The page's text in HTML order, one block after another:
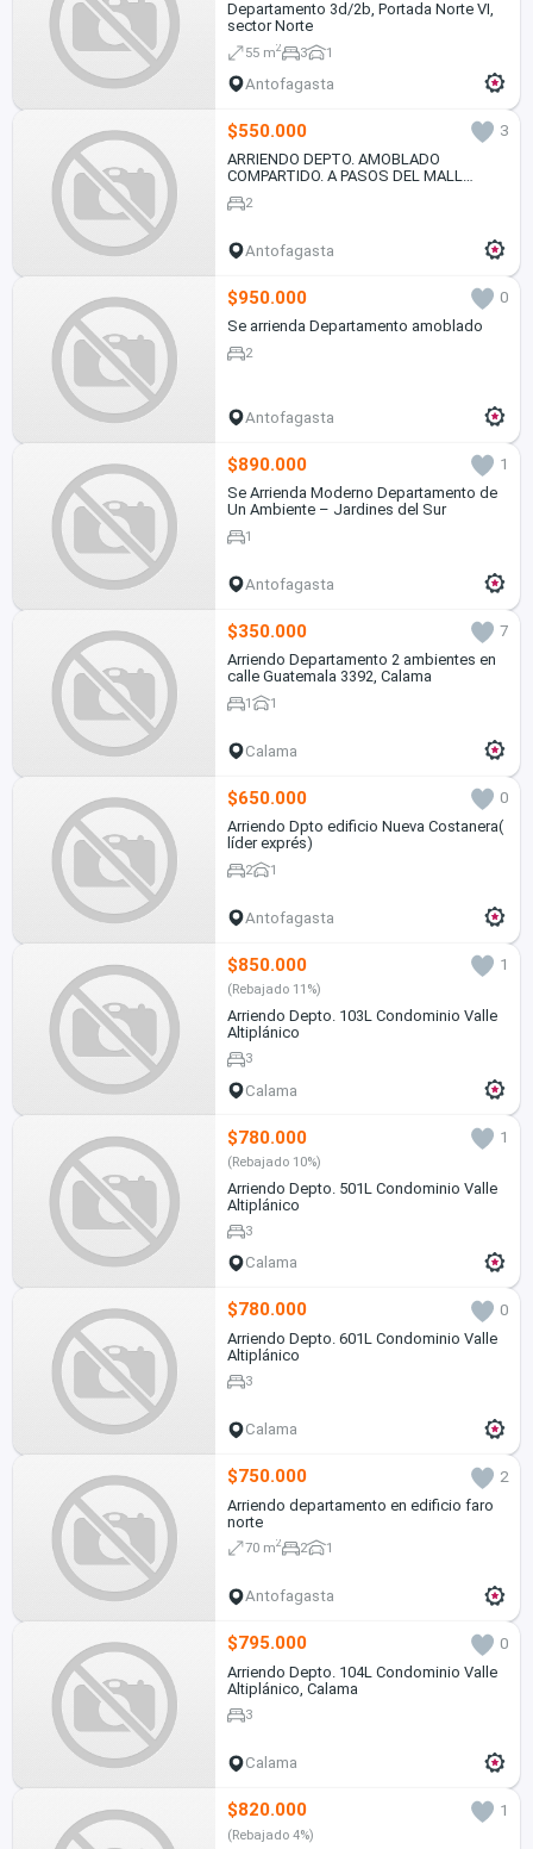
Departamento 3d/2b, Portada Norte VI,
sector Norte
55 m2 3 1
Antofagasta
$550.000
3
ARRIENDO DEPTO. AMOBLADO
COMPARTIDO. A PASOS DEL MALL
2
Antofagasta
$950.000
0
Se arrienda Departamento amoblado
2
Antofagasta
$890.000
1
Se Arrienda Moderno Departamento de
Un Ambiente – Jardines del Sur
1
Antofagasta
$350.000
7
Arriendo Departamento 2 ambientes en
calle Guatemala 3392, Calama
1 1
Calama
$650.000
0
Arriendo Dpto edificio Nueva Costanera(
líder exprés)
2 1
Antofagasta
$850.000 1
(Rebajado 11%)
Arriendo Depto. 103L Condominio Valle
Altiplánico
3
Calama
$780.000 1
(Rebajado 10%)
Arriendo Depto. 501L Condominio Valle
Altiplánico
3
Calama
$780.000
0
Arriendo Depto. 601L Condominio Valle
Altiplánico
3
Calama
$750.000
2
Arriendo departamento en edificio faro
norte
70 m2 2 1
Antofagasta
$795.000
0
Arriendo Depto. 104L Condominio Valle
Altiplánico, Calama
3
Calama
$820.000 1
(Rebajado 4%)